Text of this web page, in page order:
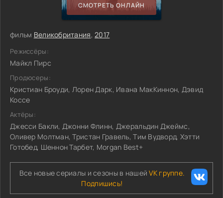
СМОТРЕТЬ ОНЛАЙН
фильм Великобритания,2017
Режиссёры:
Майкл Пирс
Продюсеры:
Кристиан Броуди, Лорен Дарк, Ивана МакКиннон, Дэвид
Коссе
Актёры:
Джесси Бакли, Джонни Флинн, Джеральдин Джеймс,
Оливер Молтман, Тристан Гравель, Тим Вудворд, Хэтти
Готобед, Шеннон Тарбет, Morgan Best+
Все новые сериалы и сезоны в нашейVK группе.
Подпишись!